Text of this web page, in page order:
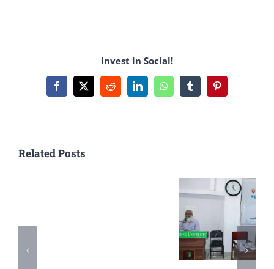
কাজ
Invest in Social!
Facebook
X RedditLinkedInWhatsAppTumblrPinterest
Related Posts